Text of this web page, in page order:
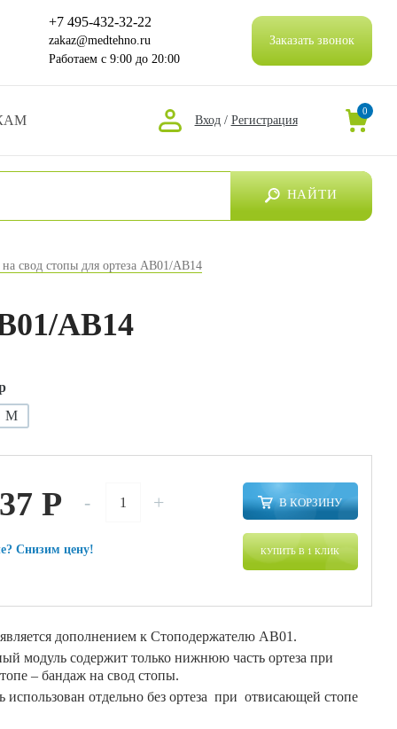
+7 495-432-32-22
zakaz@medtehno.ru
Работаем с 9:00 до 20:00
Заказать звонок
Вход / Регистрация
0
НАЙТИ
свод стопы для ортеза AB01/AB14
AB14
M
P - + В КОРЗИНУ
КУПИТЬ В 1 КЛИК
Снизим цену!
дополнением к Стоподержателю АВ01.
модуль содержит только нижнюю часть ортеза при
– бандаж на свод стопы.
отдельно без ортеза при отвисающей стопе